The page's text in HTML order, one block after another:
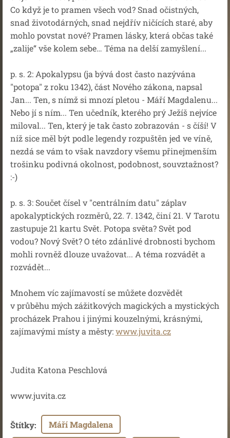
Co když je to pramen všech vod? Snad očistných,
snad životodárných, snad nejdřív ničících staré, aby
mohlo povstat nové? Pramen lásky, která občas také
„zalije“ vše kolem sebe… Téma na delší zamyšlení...
p. s. 2: Apokalypsu (ja bývá dost často nazývána
"potopa" z roku 1342), část Nového zákona, napsal
Jan... Ten, s nímž si mnozí pletou - Máří Magdalenu...
Nebo jí s ním... Ten učedník, kterého prý Ježíš nejvíce
miloval... Ten, který je tak často zobrazován - s číší! V
níž sice měl být podle legendy rozpuštěn jed ve víně,
nezdá se vám to však navzdory všemu přinejmenším
trošinku podivná okolnost, podobnost, souvztažnost?
:-)
p. s. 3: Součet čísel v "centrálním datu" záplav
apokalyptických rozměrů, 22. 7. 1342, činí 21. V Tarotu
zastupuje 21 kartu Svět. Potopa světa? Svět pod
vodou? Nový Svět? O této zdánlivé drobnosti bychom
mohli rovněž dlouze uvažovat... A téma rozvádět a
rozvádět...
Mnohem víc zajímavostí se můžete dozvědět
v průběhu mých zážitkových magických a mystických
procházek Prahou i jinými kouzelnými, krásnými,
zajímavými místy a městy:www.juvita.cz
Judita Katona Peschlová
www.juvita.cz
Štítky: Máří Magdalena